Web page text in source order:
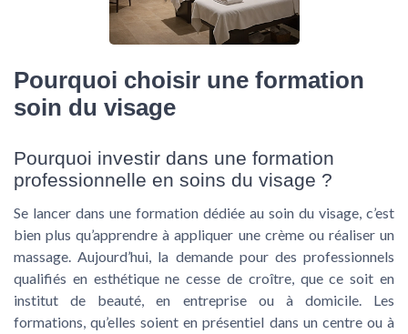
Pourquoi choisir une formation
soin du visage
Pourquoi investir dans une formation
professionnelle en soins du visage ?
Se lancer dans une formation dédiée au soin du visage, c’est
bien plus qu’apprendre à appliquer une crème ou réaliser un
massage. Aujourd’hui, la demande pour des professionnels
qualifiés en esthétique ne cesse de croître, que ce soit en
institut de beauté, en entreprise ou à domicile. Les
formations, qu’elles soient en présentiel dans un centre ou à